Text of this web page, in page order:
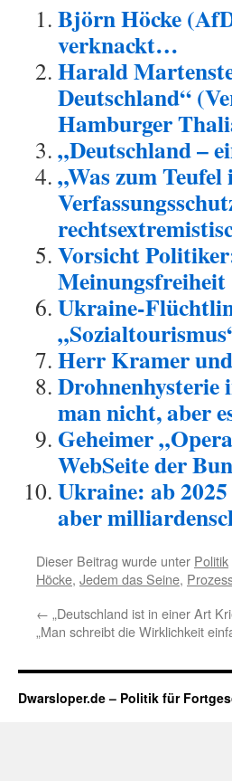
Björn Höcke
verknackt…
Harald
Deutschland“
Hamburger
„Deutschland –
„Was zum
Vorsicht
Meinungsfreiheit
Ukraine-
Herr Kramer
Drohnenhysterie
man nicht, aber
Geheimer
WebSeite der
Ukraine: ab
aber
Dieser Beitrag wurde unter Politik
Höcke, Jedem das Seine,
← „Deutschland ist in einer Art
„Man schreibt die Wirklichkeit
Dwarsloper.de – Politik für